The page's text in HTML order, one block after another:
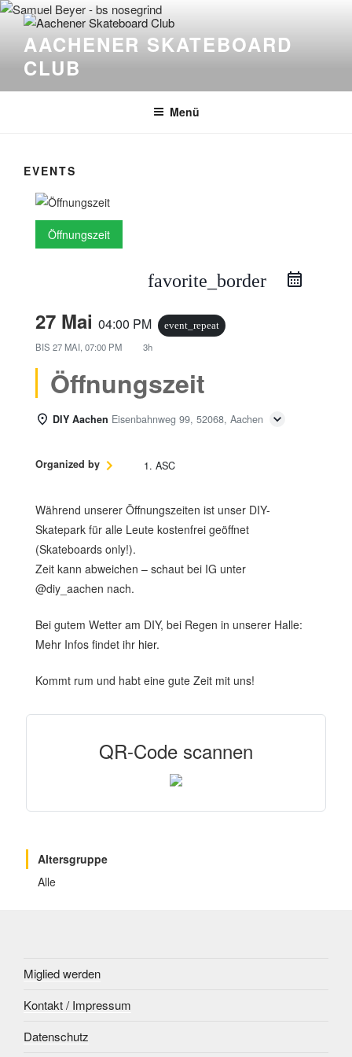
Zum
Inhalt
springenAACHENER SKATEBOARD
CLUB
Menü
EVENTS
Öffnungszeit
favorite_border
27 Mai 04:00 PM event_repeat
BIS 27 MAI, 07:00 PM 3h
Öffnungszeit
DIY Aachen Eisenbahnweg 99, 52068, Aachen
Organized by 1. ASC
Während unserer Öffnungszeiten ist unser DIY-
Skatepark für alle Leute kostenfrei geöffnet
(Skateboards only!).
Zeit kann abweichen – schaut bei IG unter
@diy_aachen nach.
Bei gutem Wetter am DIY, bei Regen in unserer Halle:
Mehr Infos findet ihr hier.
Kommt rum und habt eine gute Zeit mit uns!
QR-Code scannen
Altersgruppe
Alle
Miglied werden
Kontakt / Impressum
Datenschutz